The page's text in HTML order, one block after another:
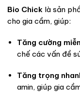
Bio Chick là sản
cho gia cầm, giúp:
Tăng cường
chế các vấn đề
Tăng trọng
amin, giúp gia